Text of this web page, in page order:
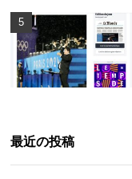
最近の投稿